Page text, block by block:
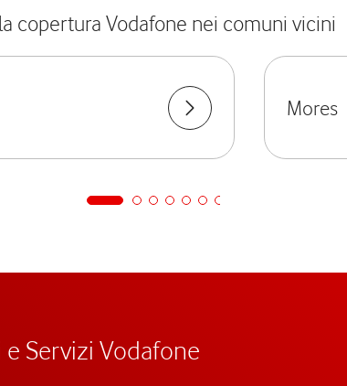
copertura Vodafone nei comuni vicini
Mores
Servizi Vodafone